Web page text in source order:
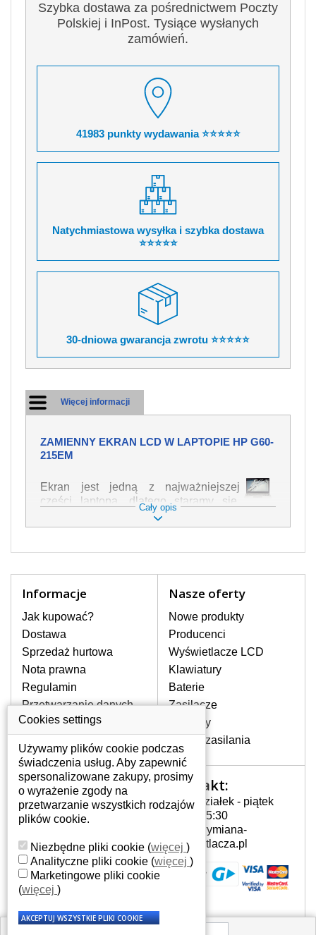
Szybka dostawa za pośrednictwem Poczty
Polskiej i InPost. Tysiące wysłanych
zamówień.
41983 punkty wydawania ⭐⭐⭐⭐⭐
Natychmiastowa wysyłka i szybka dostawa
⭐⭐⭐⭐⭐
30-dniowa gwarancja zwrotu ⭐⭐⭐⭐⭐
Więcej informacji
ZAMIENNY EKRAN LCD W LAPTOPIE HP G60-
215EM
Ekran jest jedną z najważniejszej
części laptopa, dlatego staramy się,
żeby był jak najwyższej jakości. Służy
on do wyświetlania tekstu lub obrazu w
z nim z jak największą ostrożnością. Do
zaliczyć uszkodzenia mechaniczne np.
rozbity lub pęknięty ekran, następnie
pojawiające się pionowe pasy, ciemny
ekran, migotanie lub nierównomierną
jasność ekranu.
NAJWYŻSZEJ JAKOŚCI!
W naszym magazynie przez
cały okres gwarancji posiadamy
wyłącznie wysokiej jakości
oryginalne matryce klasy A+ bez
wadliwych pikseli.
JAK WYBRAĆ ODPOWIEDNI EKRAN
DO LAPTOPA HP G60-215EM?
Odpowiedni ekran można dobrać do
konkretnego modelu laptopa, którego
oznaczenie można znaleźć na naklejce
na spodzie laptopa lub pod baterią, bywa
również umieszczone na ramkach lub
pęknięty ekran został zdemontowany, w
Cały opis
Informacje
Jak kupować?
Dostawa
Sprzedaż hurtowa
Nota prawna
Regulamin
Przetwarzanie danych
osobowych
Gdzie nas znajdziesz
Nasze oferty
Nowe produkty
Producenci
Wyświetlacze LCD
Klawiatury
Baterie
Zasilacze
Zawiasy
Złącza zasilania
Twoje konto
Twoje konto
Dane osobowe
Adresy
Historia zamówień
Kontakt:
Poniedziałek - piątek
7:00 - 15:30
info@wymiana-
wyswietlacza.pl
Cookies settings
Używamy plików cookie podczas
świadczenia usług. Aby zapewnić
spersonalizowane zakupy, prosimy
o wyrażenie zgody na
przetwarzanie wszystkich rodzajów
plików cookie.
Niezbędne pliki cookie (więcej )
Analityczne pliki cookie (więcej )
Marketingowe pliki cookie
(więcej )